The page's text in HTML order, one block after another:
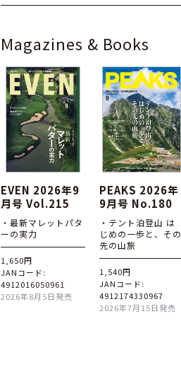
Magazines & Books
EVEN 2026年9
月号 Vol.215
・最新マレットパタ
ーの実力
1,650円
JANコード:
4912016050961
2026年8月5日発売
PEAKS 2026年
9月号 No.180
・テント泊登山 は
じめの一歩と、その
先の山旅
1,540円
JANコード:
4912174330967
2026年7月15日発売